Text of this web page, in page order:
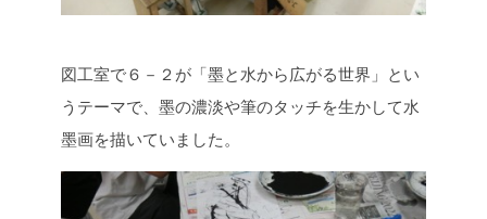
図工室で６－２が「墨と水から広がる世界」とい
うテーマで、墨の濃淡や筆のタッチを生かして水
墨画を描いていました。